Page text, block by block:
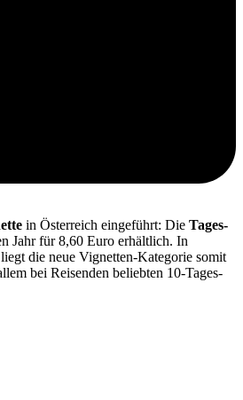
in Österreich eingeführt: Die Tages-
Jahr für 8,60 Euro erhältlich. In
liegt die neue Vignetten-Kategorie somit
bei Reisenden beliebten 10-Tages-